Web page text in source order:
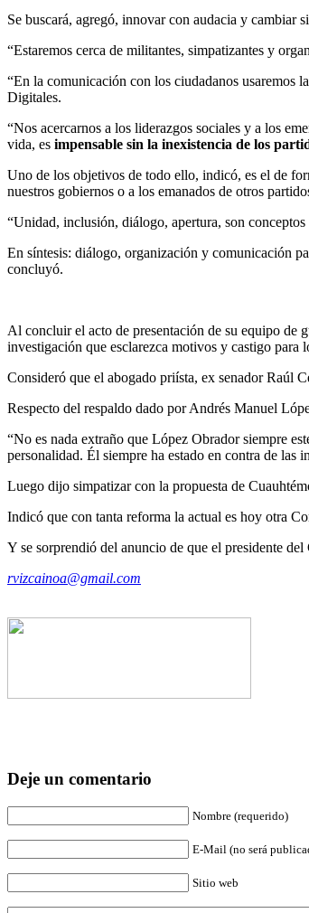
Se buscará, agregó, innovar con audacia y
“Estaremos cerca de militantes, simpatizantes y
“En la comunicación con los ciudadanos usaremos
Digitales.
“Nos acercarnos a los liderazgos sociales y a los
vida, es impensable sin la inexistencia de los
Uno de los objetivos de todo ello, indicó, es el de
nuestros gobiernos o a los emanados de otros
“Unidad, inclusión, diálogo, apertura, son conceptos
En síntesis: diálogo, organización y comunicación
concluyó.
Al concluir el acto de presentación de su equipo de
investigación que esclarezca motivos y castigo para
Consideró que el abogado priísta, ex senador Raúl
Respecto del respaldo dado por Andrés Manuel
“No es nada extraño que López Obrador siempre
personalidad. Él siempre ha estado en contra de las
Luego dijo simpatizar con la propuesta de
Indicó que con tanta reforma la actual es hoy otra
Y se sorprendió del anuncio de que el presidente
rvizcainoa@gmail.com
Deje un comentario
Nombre (requerido)
E-Mail (no será
Sitio web